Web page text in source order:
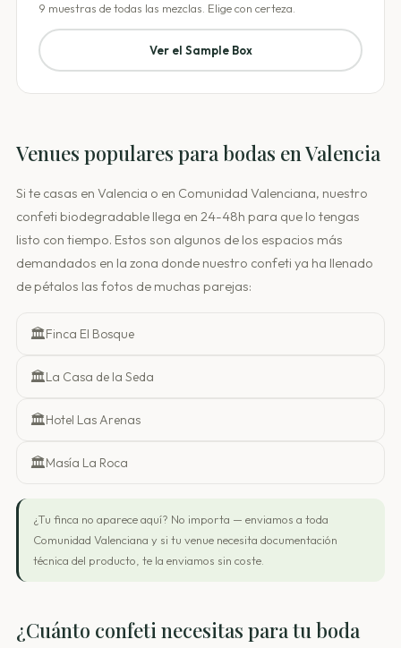
Venues populares para bodas en Valencia
Si te casas en Valencia o en Comunidad Valenciana, nuestro
confeti biodegradable llega en 24-48h para que lo tengas
listo con tiempo. Estos son algunos de los espacios más
demandados en la zona donde nuestro confeti ya ha llenado
de pétalos las fotos de muchas parejas:
🏛️Finca El Bosque
🏛️La Casa de la Seda
🏛️Hotel Las Arenas
🏛️Masía La Roca
¿Tu finca no aparece aquí? No importa — enviamos a toda
Comunidad Valenciana y si tu venue necesita documentación
técnica del producto, te la enviamos sin coste.
¿Cuánto confeti necesitas para tu boda
9 muestras de todas las mezclas. Elige con certeza.
Ver el Sample Box